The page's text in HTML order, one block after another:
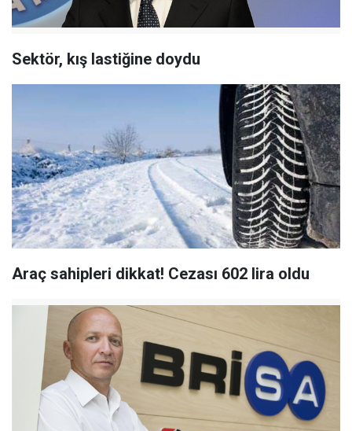
Sektör, kış lastiğine doydu
Araç sahipleri dikkat! Cezası 602 lira oldu